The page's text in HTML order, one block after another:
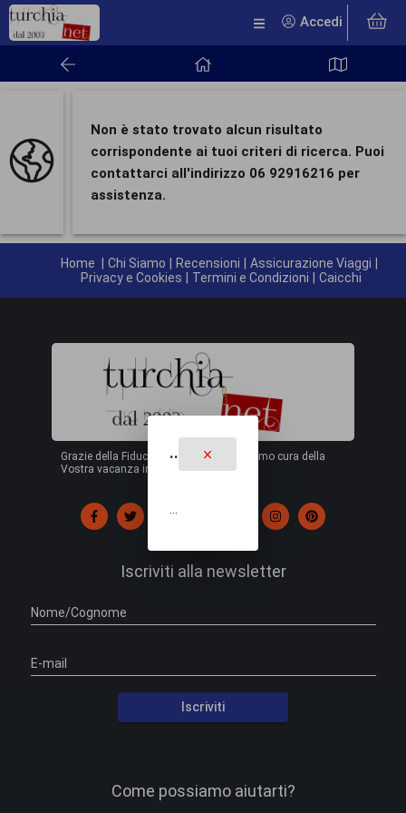
Accedi
Non è stato trovato alcun risultato
corrispondente ai tuoi criteri di ricerca. Puoi
contattarci all'indirizzo 06 92916216 per
assistenza.
Home Chi Siamo Recensioni Assicurazione Viaggi
Privacy e Cookies
Termini e Condizioni Caicchi
Grazie della Fiducia ! dal 2003 ci prendiamo cura della
Vostra vacanza in Turchia.
Iscriviti alla newsletter
Nome/Cognome
E-mail
Iscriviti
Come possiamo aiutarti?
..